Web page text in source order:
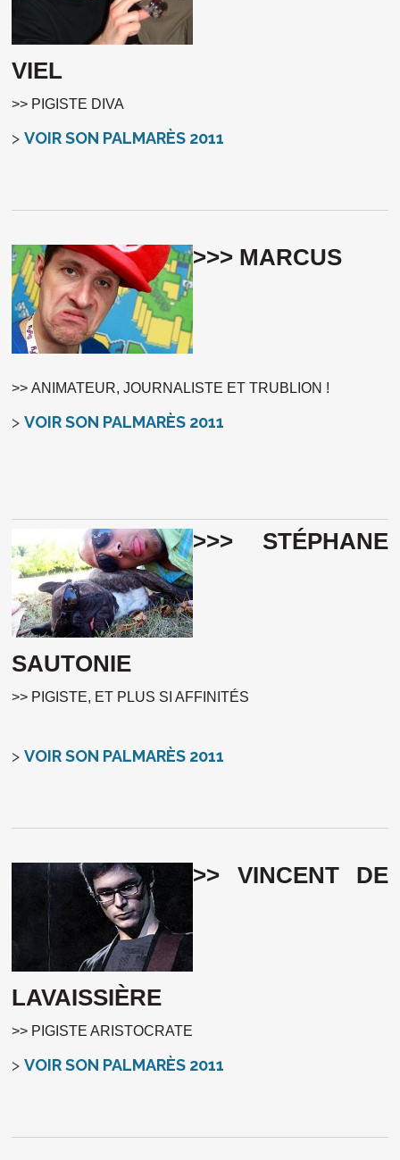
VIEL
>> PIGISTE DIVA
>VOIR SON PALMARÈS 2011
>>> MARCUS
>> ANIMATEUR, JOURNALISTE ET TRUBLION !
>VOIR SON PALMARÈS 2011
>>> STÉPHANE
SAUTONIE
>> PIGISTE, ET PLUS SI AFFINITÉS
>VOIR SON PALMARÈS 2011
>> VINCENT DE
LAVAISSIÈRE
>> PIGISTE ARISTOCRATE
>VOIR SON PALMARÈS 2011